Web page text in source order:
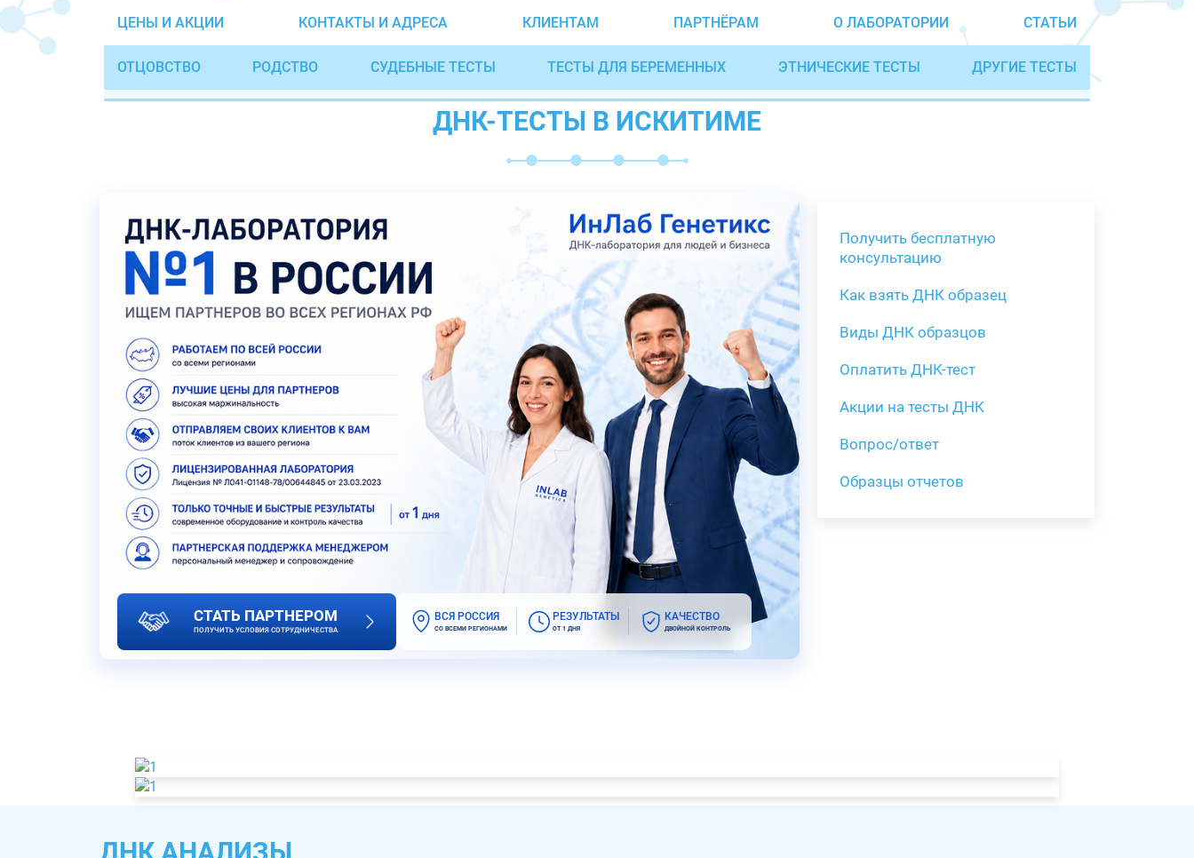
ЦЕНЫ И АКЦИИ КОНТАКТЫ И АДРЕСА КЛИЕНТАМ ПАРТНЁРАМ О ЛАБОРАТОРИИ СТАТЬИ
ОТЦОВСТВО РОДСТВО СУДЕБНЫЕ ТЕСТЫ ТЕСТЫ ДЛЯ БЕРЕМЕННЫХ ЭТНИЧЕСКИЕ ТЕСТЫ ДРУГИЕ ТЕСТЫ
ДНК-ТЕСТЫ В ИСКИТИМЕ
СТАТЬ ПАРТНЕРОМ
ПОЛУЧИТЬ УСЛОВИЯ СОТРУДНИЧЕСТВА
ВСЯ РОССИЯ
СО ВСЕМИ РЕГИОНАМИ
РЕЗУЛЬТАТЫ
ОТ 1 ДНЯ
КАЧЕСТВО
ДВОЙНОЙ КОНТРОЛЬ
Получить бесплатную
консультацию
Как взять ДНК образец
Виды ДНК образцов
Оплатить ДНК-тест
Акции на тесты ДНК
Вопрос/ответ
Образцы отчетов